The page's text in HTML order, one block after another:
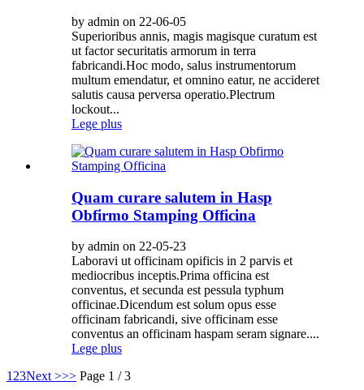
by admin on 22-06-05
Superioribus annis, magis magisque curatum est
ut factor securitatis armorum in terra
fabricandi.Hoc modo, salus instrumentorum
multum emendatur, et omnino eatur, ne accideret
salutis causa perversa operatio.Plectrum
lockout...
Lege plus
Quam curare salutem in Hasp
Obfirmo Stamping Officina
by admin on 22-05-23
Laboravi ut officinam opificis in 2 parvis et
mediocribus inceptis.Prima officina est
conventus, et secunda est pessula typhum
officinae.Dicendum est solum opus esse
officinam fabricandi, sive officinam esse
conventus an officinam haspam seram signare....
Lege plus
123Next >>> Page 1 / 3